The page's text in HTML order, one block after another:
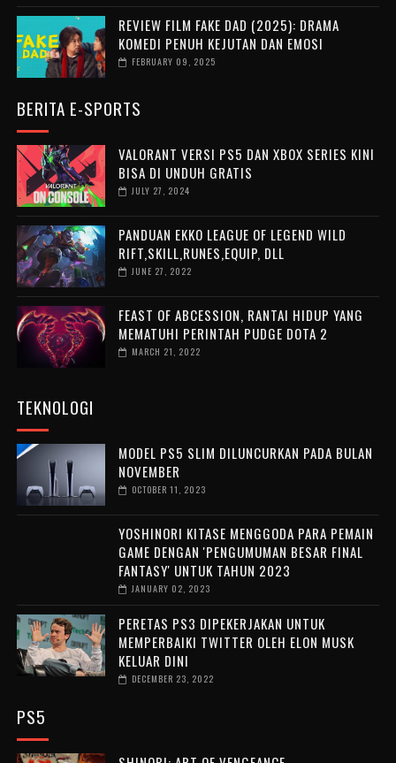
REVIEW FILM FAKE DAD (2025): DRAMA
KOMEDI PENUH KEJUTAN DAN EMOSI
FEBRUARY 09, 2025
BERITA E-SPORTS
VALORANT VERSI PS5 DAN XBOX SERIES KINI
BISA DI UNDUH GRATIS
JULY 27, 2024
PANDUAN EKKO LEAGUE OF LEGEND WILD
RIFT,SKILL,RUNES,EQUIP, DLL
JUNE 27, 2022
FEAST OF ABCESSION, RANTAI HIDUP YANG
MEMATUHI PERINTAH PUDGE DOTA 2
MARCH 21, 2022
TEKNOLOGI
MODEL PS5 SLIM DILUNCURKAN PADA BULAN
NOVEMBER
OCTOBER 11, 2023
YOSHINORI KITASE MENGGODA PARA PEMAIN
GAME DENGAN 'PENGUMUMAN BESAR FINAL
FANTASY' UNTUK TAHUN 2023
JANUARY 02, 2023
PERETAS PS3 DIPEKERJAKAN UNTUK
MEMPERBAIKI TWITTER OLEH ELON MUSK
KELUAR DINI
DECEMBER 23, 2022
PS5